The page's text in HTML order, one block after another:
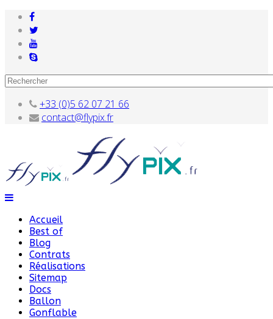
+33 (0)5 62 07 21 66
contact@flypix.fr
Accueil
Best of
Blog
Contrats
Réalisations
Sitemap
Docs
Ballon
Gonflable